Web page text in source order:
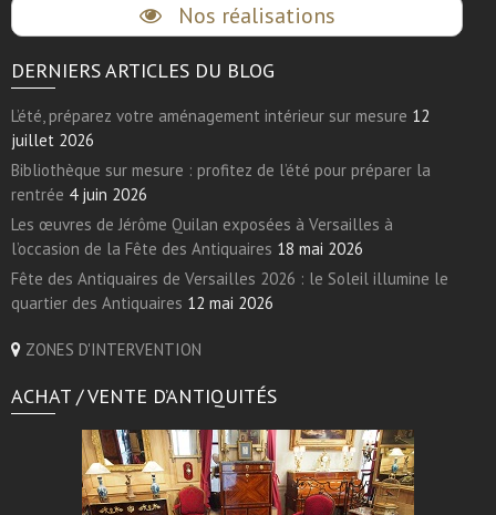
Nos réalisations
DERNIERS ARTICLES DU BLOG
L’été, préparez votre aménagement intérieur sur mesure 12
juillet 2026
Bibliothèque sur mesure : profitez de l’été pour préparer la
rentrée 4 juin 2026
Les œuvres de Jérôme Quilan exposées à Versailles à
l’occasion de la Fête des Antiquaires 18 mai 2026
Fête des Antiquaires de Versailles 2026 : le Soleil illumine le
quartier des Antiquaires 12 mai 2026
ZONES D'INTERVENTION
ACHAT / VENTE D’ANTIQUITÉS